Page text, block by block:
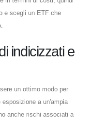
e scegli un ETF che
indicizzati e
un ottimo modo per
a un'ampia
anche rischi associati a